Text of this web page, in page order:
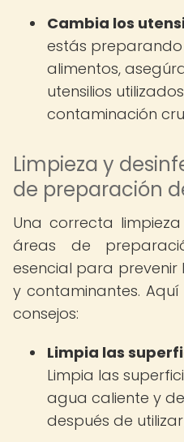
Cambia los
estás
alimentos,
utensilios
contaminación
Limpieza y
de preparación
Una correcta
áreas de
esencial para
y contaminantes.
consejos:
Limpia las
Limpia las
agua caliente y
después de